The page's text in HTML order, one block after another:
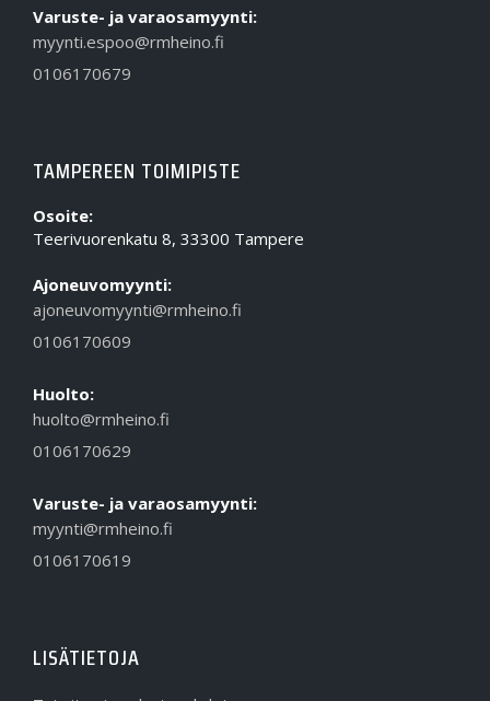
Varuste- ja varaosamyynti:
myynti.espoo@rmheino.fi
0106170679
TAMPEREEN TOIMIPISTE
Osoite:
Teerivuorenkatu 8, 33300 Tampere
Ajoneuvomyynti:
ajoneuvomyynti@rmheino.fi
0106170609
Huolto:
huolto@rmheino.fi
0106170629
Varuste- ja varaosamyynti:
myynti@rmheino.fi
0106170619
LISÄTIETOJA